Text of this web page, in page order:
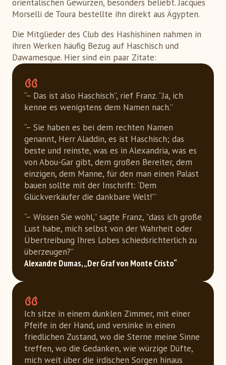
orientalischen Gewürzen, besonders beliebt. Jacques
Morselli de Toura bestellte ihn direkt aus Ägypten.
Die Mitglieder des Club des Hashishinen nahmen in
ihren Werken häufig Bezug auf Haschisch und
Dawamesque. Hier sind ein paar Zitate:
“– Das ist also Haschisch”, rief Franz. “Ja, ich
kenne es wenigstens dem Namen nach.”
“– Sie haben es bei dem rechten Namen
genannt, Herr Aladdin, es ist Haschisch; das
beste und reinste, was es in Alexandria, was es
von Abou-Gar gibt, dem großen Bereiter, dem
einzigen, dem Manne, für den man einen Palast
bauen sollte mit der Inschrift: ‘Dem
Glückverkäufer die dankbare Welt!’”
“– Wissen Sie wohl,” sagte Franz, "dass ich große
Lust habe, mich selbst von der Wahrheit oder
Übertreibung Ihres Lobes schiedsrichterlich zu
überzeugen?”
Alexandre Dumas, „Der Graf von Monte Cristo“
Ich sitze in einem dunklen Zimmer, mit einer
Pfeife in der Hand, und versinke in einen
friedlichen Zustand, wo die Sterne meine Sinne
treffen, wo die Gedanken, wie würzige Düfte,
mich weit über die irdischen Sorgen hinaus